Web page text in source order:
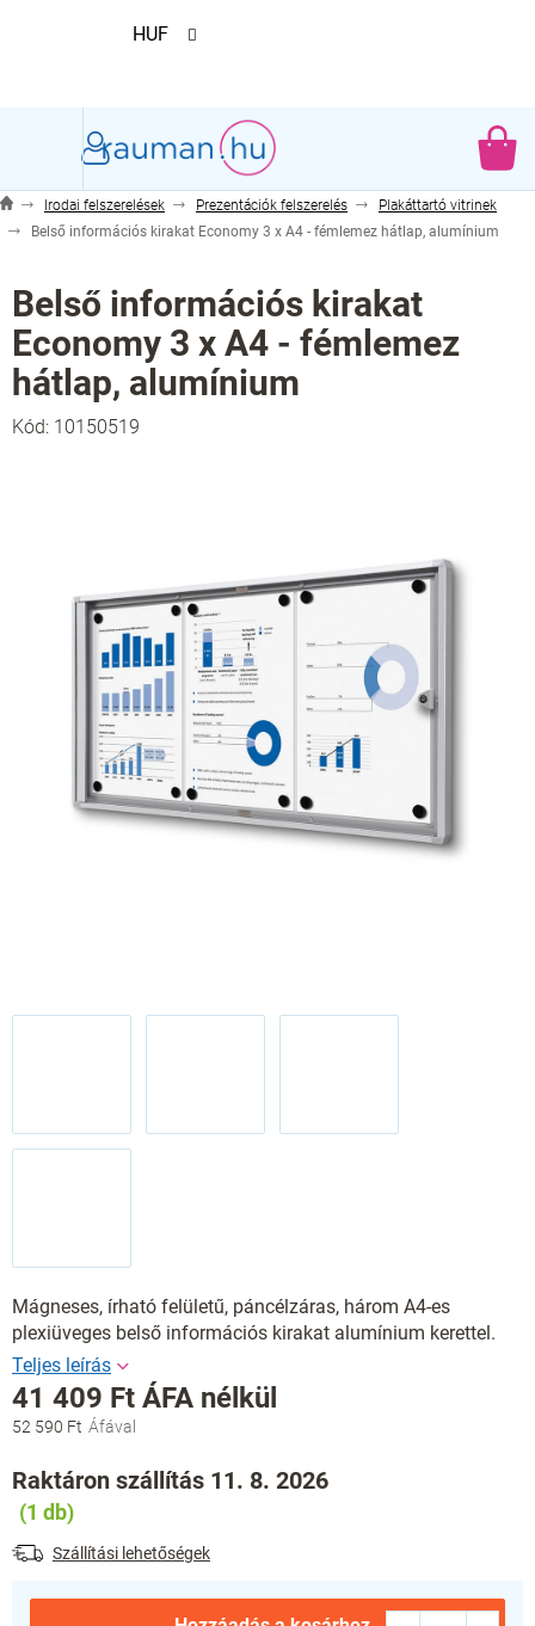
HUF
Irodai felszerelések Prezentációk felszerelés
Plakáttartó vitrinek
Belső információs kirakat Economy 3 x A4 - fémlemez hátlap, alumínium
Belső információs kirakat
Economy 3 x A4 - fémlemez
hátlap, alumínium
Kód: 10150519
Mágneses, írható felületű, páncélzáras, három A4-es
plexiüveges belső információs kirakat alumínium kerettel.
52 590 Ft
41 409 Ft ÁFA nélkül
Egységár:
Raktáron szállítás 11. 8. 2026
(1 db)
Szállítási lehetőségek